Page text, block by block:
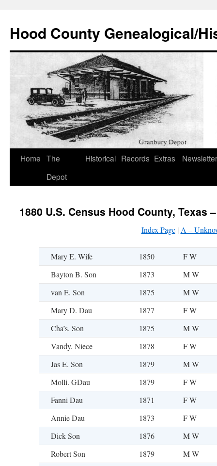
Hood County Genealogical/
Skip
Home The
Depot
Historical Records Extras
1880 U.S. Census Hood County, Texas
Index Page| A –
Mary E. Wife 1850
F W
Bayton B. Son
1873
M W
van E. Son
1875
M W
Mary D. Dau
1877
F W
Cha’s. Son
1875
M W
Vandy. Niece
1878
F W
Jas E. Son
1879
M W
Molli. GDau
1879
F W
Fanni Dau
1871
F W
Annie Dau
1873
F W
Dick Son
1876
M W
Robert Son
1879
M W